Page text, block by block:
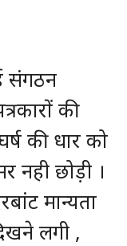
संगठन
की
की धार को
छोड़ी ।
मान्यता
लगी ,